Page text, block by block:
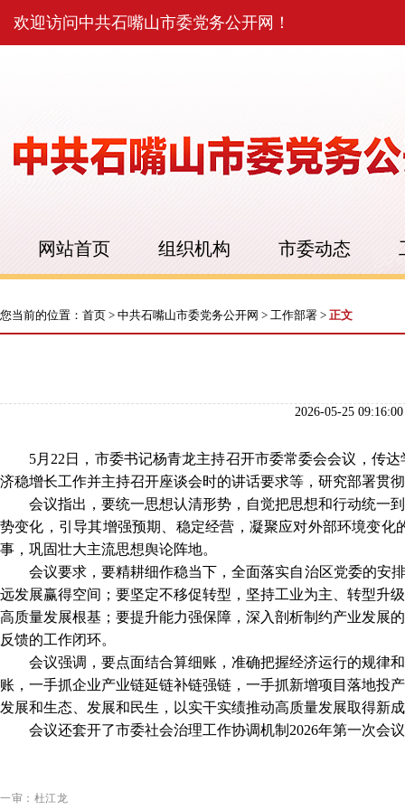
欢迎访问中共石嘴山市委党务公开网！
网站首页 组织机构 市委动态
您当前的位置： 首页 > 中共石嘴山市委党务公开网 > 工作部署 > 正文
2026-05-25
5月22日，市委书记杨青龙主持召开市委常委会会议，传
济稳增长工作并主持召开座谈会时的讲话要求等，研究部署贯
会议指出，要统一思想认清形势，自觉把思想和行动统一
势变化，引导其增强预期、稳定经营，凝聚应对外部环境变
事，巩固壮大主流思想舆论阵地。
会议要求，要精耕细作稳当下，全面落实自治区党委的安
远发展赢得空间；要坚定不移促转型，坚持工业为主、转型升
高质量发展根基；要提升能力强保障，深入剖析制约产业发展
反馈的工作闭环。
会议强调，要点面结合算细账，准确把握经济运行的规律
账，一手抓企业产业链延链补链强链，一手抓新增项目落地投
发展和生态、发展和民生，以实干实绩推动高质量发展取得新
会议还套开了市委社会治理工作协调机制 2026年第一次会
一审：杜江龙